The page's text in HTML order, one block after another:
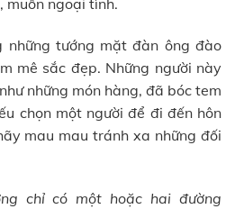
tướng mặt đàn ông đào
mê sắc đẹp. Những người này
những món hàng, đã bóc tem
chọn một người để đi đến hôn
mau mau tránh xa những đối
chỉ có một hoặc hai đường